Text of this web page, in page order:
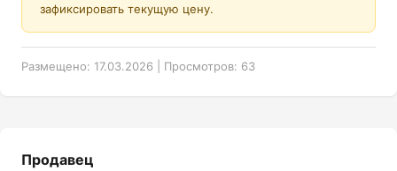
зафиксировать текущую цену.
Размещено: 17.03.2026 | Просмотров: 63
Продавец